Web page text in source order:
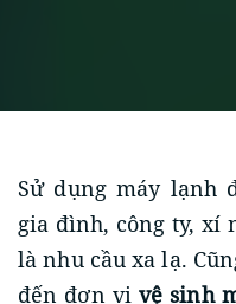
Sử dụng máy lạnh
gia đình, công ty, xí
là nhu cầu xa lạ.
đến đơn vị vệ sinh